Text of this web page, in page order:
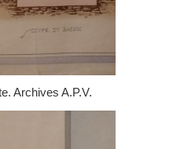
Archives A.P.V.